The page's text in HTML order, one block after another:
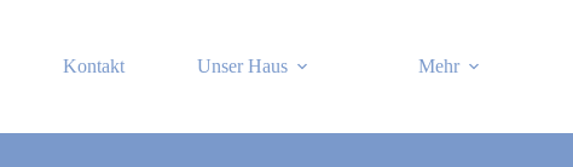
Kontakt Unser Haus Mehr